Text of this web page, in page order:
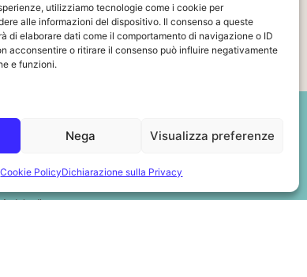
utilizziamo tecnologie come i cookie per
alle informazioni del dispositivo. Il consenso a queste
di elaborare dati come il comportamento di navigazione o ID
acconsentire o ritirare il consenso può influire negativamente
e funzioni.
Nega Visualizza preferenze
Cookie PolicyDichiarazione sulla Privacy
area
Policy
Cookie Policy
di recesso